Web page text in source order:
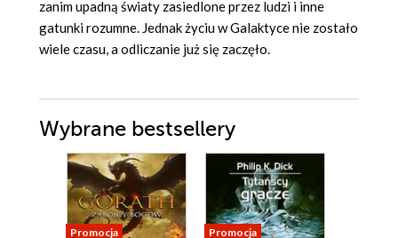
zanim upadną światy zasiedlone przez ludzi i inne
gatunki rozumne. Jednak życiu w Galaktyce nie zostało
wiele czasu, a odliczanie już się zaczęło.
Wybrane bestsellery
Promocja Promocja